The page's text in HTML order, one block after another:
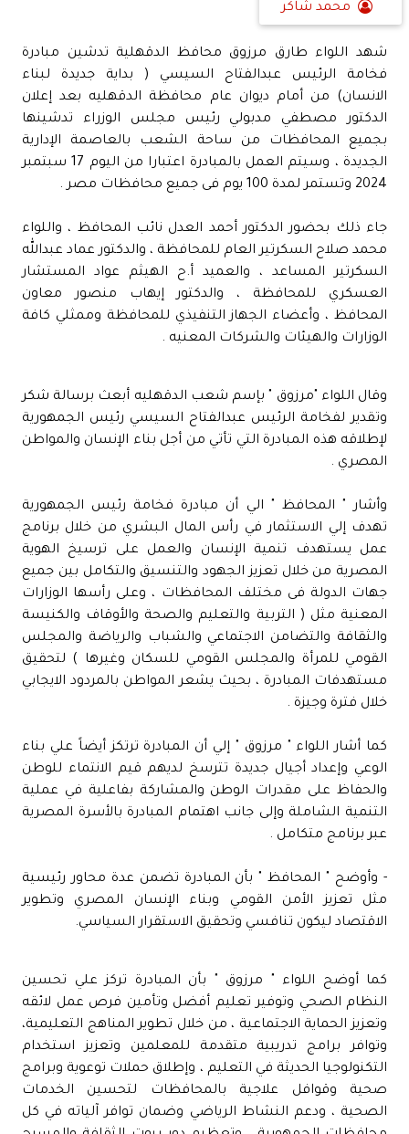
محمد شاكر
شهد اللواء طارق مرزوق محافظ الدقهلية تدشين مبادرة
فخامة الرئيس عبدالفتاح السيسي ( بداية جديدة لبناء
الانسان) من أمام ديوان عام محافظة الدقهليه بعد إعلان
الدكتور مصطفي مدبولي رئيس مجلس الوزراء تدشينها
بجميع المحافظات من ساحة الشعب بالعاصمة الإدارية
الجديدة ، وسيتم العمل بالمبادرة اعتبارا من اليوم 17 سبتمبر
2024 وتستمر لمدة 100 يوم فى جميع محافظات مصر .
جاء ذلك بحضور الدكتور أحمد العدل نائب المحافظ ، واللواء
محمد صلاح السكرتير العام للمحافظة ، والدكتور عماد عبدالله
السكرتير المساعد ، والعميد أ.ح الهيثم عواد المستشار
العسكري للمحافظة ، والدكتور إيهاب منصور معاون
المحافظ ، وأعضاء الجهاز التنفيذي للمحافظة وممثلي كافة
الوزارات والهيئات والشركات المعنيه .
وقال اللواء "مرزوق " بإسم شعب الدقهليه أبعث برسالة شكر
وتقدير لفخامة الرئيس عبدالفتاح السيسي رئيس الجمهورية
لإطلاقه هذه المبادرة التي تأتي من أجل بناء الإنسان والمواطن
المصري .
وأشار " المحافظ " الي أن مبادرة فخامة رئيس الجمهورية
تهدف إلي الاستثمار في رأس المال البشري من خلال برنامج
عمل يستهدف تنمية الإنسان والعمل على ترسيخ الهوية
المصرية من خلال تعزيز الجهود والتنسيق والتكامل بين جميع
جهات الدولة فى مختلف المحافظات ، وعلى رأسها الوزارات
المعنية مثل ( التربية والتعليم والصحة والأوقاف والكنيسة
والثقافة والتضامن الاجتماعي والشباب والرياضة والمجلس
القومي للمرأة والمجلس القومي للسكان وغيرها ) لتحقيق
مستهدفات المبادرة ، بحيث يشعر المواطن بالمردود الايجابي
خلال فترة وجيزة .
كما أشار اللواء " مرزوق " إلي أن المبادرة ترتكز أيضاً علي بناء
الوعي وإعداد أجيال جديدة تترسخ لديهم قيم الانتماء للوطن
والحفاظ على مقدرات الوطن والمشاركة بفاعلية في عملية
التنمية الشاملة وإلى جانب اهتمام المبادرة بالأسرة المصرية
عبر برنامج متكامل .
- وأوضح " المحافظ " بأن المبادرة تضمن عدة محاور رئيسية
مثل تعزيز الأمن القومي وبناء الإنسان المصري وتطوير
الاقتصاد ليكون تنافسي وتحقيق الاستقرار السياسي.
كما أوضح اللواء " مرزوق " بأن المبادرة تركز علي تحسين
النظام الصحي وتوفير تعليم أفضل وتأمين فرص عمل لائقه
وتعزيز الحماية الاجتماعية ، من خلال تطوير المناهج التعليمية،
وتوافر برامج تدريبية متقدمة للمعلمين وتعزيز استخدام
التكنولوجيا الحديثة في التعليم ، وإطلاق حملات توعوية وبرامج
صحية وقوافل علاجية بالمحافظات لتحسين الخدمات
الصحية ، ودعم النشاط الرياضي وضمان توافر آلياته في كل